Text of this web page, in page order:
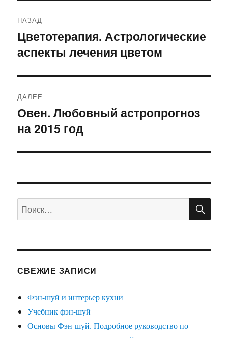
по
записям
НАЗАД
Предыдущая
запись:
Цветотерапия. Астрологические
аспекты лечения цветом
ДАЛЕЕ
Следующая
запись:
Овен. Любовный астропрогноз
на 2015 год
Искать:
СВЕЖИЕ ЗАПИСИ
Фэн-шуй и интерьер кухни
Учебник фэн-шуй
Основы Фэн-шуй. Подробное руководство по